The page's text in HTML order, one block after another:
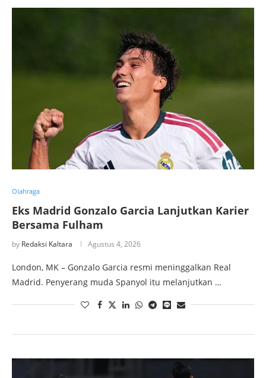
Olahraga
Eks Madrid Gonzalo Garcia Lanjutkan Karier
Bersama Fulham
by Redaksi Kaltara Agustus 4, 2026
London, MK – Gonzalo Garcia resmi meninggalkan Real
Madrid. Penyerang muda Spanyol itu melanjutkan …